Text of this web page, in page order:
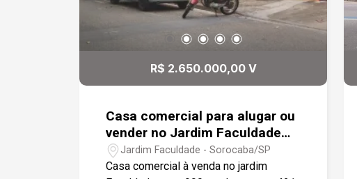
empresas de refeições coletivas e
negócios do ramo alimentício em geral.
R$ 2.650.000,00 V
Casa comercial para alugar ou
vender no Jardim Faculdade
com 421m²
Jardim Faculdade - Sorocaba/SP
Casa comercial à venda no jardim